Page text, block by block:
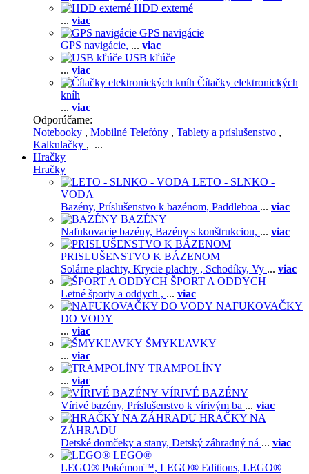
HDD externé
... viac
GPS navigácie
GPS navigácie, ... viac
USB kľúče
... viac
Čítačky elektronických
kníh
... viac
Odporúčame:
Notebooky , Mobilné Telefóny , Tablety a príslušenstvo ,
Kalkulačky , ...
Hračky
Hračky
LETO - SLNKO -
VODA
Bazény, Príslušenstvo k bazénom, Paddleboa ... viac
BAZÉNY
Nafukovacie bazény, Bazény s konštrukciou, ... viac
PRISLUŠENSTVO K BÁZENOM
Solárne plachty, Krycie plachty , Schodíky, Vy ... viac
ŠPORT A ODDYCH
Letné športy a oddych , ... viac
NAFUKOVAČKY
DO VODY
... viac
ŠMYKĽAVKY
... viac
TRAMPOLÍNY
... viac
VÍRIVÉ BAZÉNY
Vírivé bazény, Príslušenstvo k vírivým ba ... viac
HRAČKY NA
ZÁHRADU
Detské domčeky a stany, Detský záhradný ná ... viac
LEGO®
LEGO® Pokémon™, LEGO® Editions, LEGO®